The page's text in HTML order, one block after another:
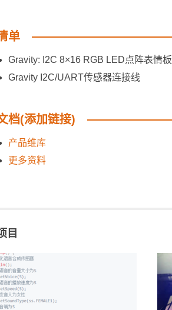
单
Gravity: I2C 8×16 RGB LED点阵表情板
Gravity I2C/UART传感器连接线
档(添加链接)
产品维库
更多资料
目